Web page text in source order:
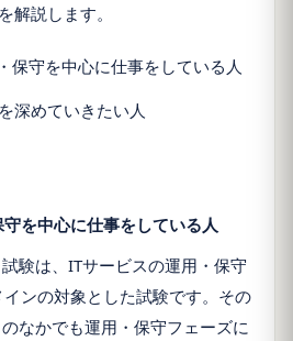
解説します。
保守を中心に仕事をしている人
深めていきたい人
を中心に仕事をしている人
験は、ITサービスの運用・保守
ンの対象とした試験です。その
なかでも運用・保守フェーズに